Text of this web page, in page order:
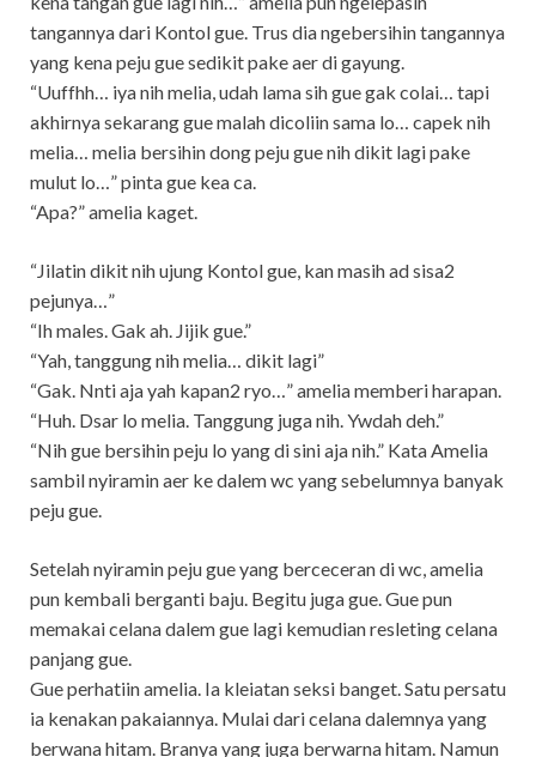
tangannya dari Kontol gue. Trus dia ngebersihin tangannya
yang kena peju gue sedikit pake aer di gayung.
“Uuffhh… iya nih melia, udah lama sih gue gak colai… tapi
akhirnya sekarang gue malah dicoliin sama lo… capek nih
melia… melia bersihin dong peju gue nih dikit lagi pake
mulut lo…” pinta gue kea ca.
“Apa?” amelia kaget.
“Jilatin dikit nih ujung Kontol gue, kan masih ad sisa2
pejunya…”
“Ih males. Gak ah. Jijik gue.”
“Yah, tanggung nih melia… dikit lagi”
“Gak. Nnti aja yah kapan2 ryo…” amelia memberi harapan.
“Huh. Dsar lo melia. Tanggung juga nih. Ywdah deh.”
“Nih gue bersihin peju lo yang di sini aja nih.” Kata Amelia
sambil nyiramin aer ke dalem wc yang sebelumnya banyak
peju gue.
Setelah nyiramin peju gue yang berceceran di wc, amelia
pun kembali berganti baju. Begitu juga gue. Gue pun
memakai celana dalem gue lagi kemudian resleting celana
panjang gue.
Gue perhatiin amelia. Ia kleiatan seksi banget. Satu persatu
ia kenakan pakaiannya. Mulai dari celana dalemnya yang
berwana hitam. Branya yang juga berwarna hitam. Namun